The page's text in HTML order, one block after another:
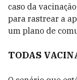
caso da
para rastrear a
um plano de
TODAS